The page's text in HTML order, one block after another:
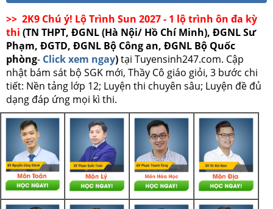
>> 2K9 Chú ý! Lộ Trình Sun 2027 - 1 lộ trình ôn đa kỳ
thi (TN THPT, ĐGNL (Hà Nội/ Hồ Chí Minh), ĐGNL Sư
Phạm, ĐGTD, ĐGNL Bộ Công an, ĐGNL Bộ Quốc
phòng- Click xem ngay)tại Tuyensinh247.com. Cập
nhật bám sát bộ SGK mới, Thầy Cô giáo giỏi, 3 bước chi
tiết: Nền tảng lớp 12; Luyện thi chuyên sâu; Luyện đề đủ
dạng đáp ứng mọi kì thi.